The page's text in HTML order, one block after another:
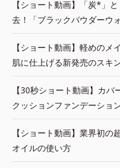
【ショート動画】「炭*」
去！「ブラックパウダーウ
【ショート動画】軽めの
肌に仕上げる新発売のスキ
【30秒ショート動画】カ
クッションファンデーショ
【ショート動画】業界初
オイルの使い方